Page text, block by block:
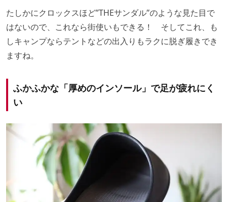
たしかにクロックスほど”THEサンダル”のような見た目で
はないので、これなら街使いもできる！ そしてこれ、も
しキャンプならテントなどの出入りもラクに脱ぎ履きでき
ますね。
ふかふかな「厚めのインソール」で足が疲れにく
い